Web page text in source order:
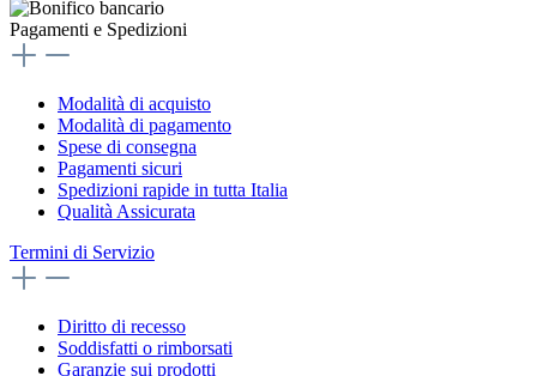
Pagamenti e Spedizioni
Modalità di acquisto
Modalità di pagamento
Spese di consegna
Pagamenti sicuri
Spedizioni rapide in tutta Italia
Qualità Assicurata
Termini di Servizio
Diritto di recesso
Soddisfatti o rimborsati
Garanzie sui prodotti